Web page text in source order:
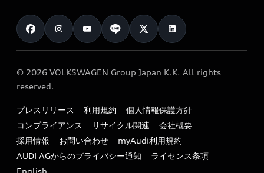
カタログ一覧
車検 / 定期点検
e-tronアフターサポート
myAudi
クオリティ
保証
メンテナンス
ファイナンス
キャンペーン / イベント
買取査定
お知らせ
オーナー様向けキャンペーン
特定整備適用車一覧
リサイクル法
よくある質問（FAQ）
© 2026 VOLKSWAGEN Group Japan K.K. All rights
reserved.
プレスリリース 利用規約
個人情報保護方針
コンプライアンス
リサイクル関連
会社概要
採用情報
お問い合わせ
myAudi利用規約
AUDI AGからのプライバシー通知
ライセンス条項
English